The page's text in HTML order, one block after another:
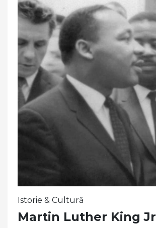
Istorie & Cultură
Martin Luther King